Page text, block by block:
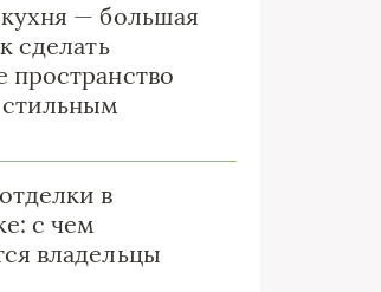
— большая
сделать
пространство
в
с чем
владельцы